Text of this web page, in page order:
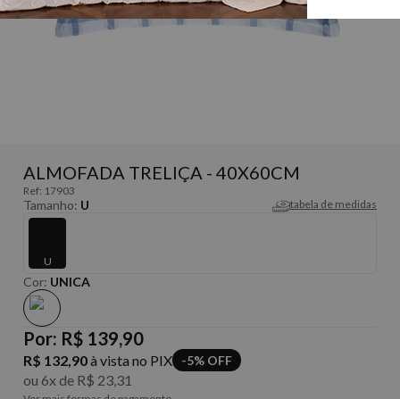
ALMOFADA TRELIÇA - 40X60CM
Ref: 17903
tabela de medidas
Tamanho: U
U
Cor: UNICA
Por: R$ 139,90
ou 6x de R$ 23,31
R$ 132,90à vista no PIX -5% OFF